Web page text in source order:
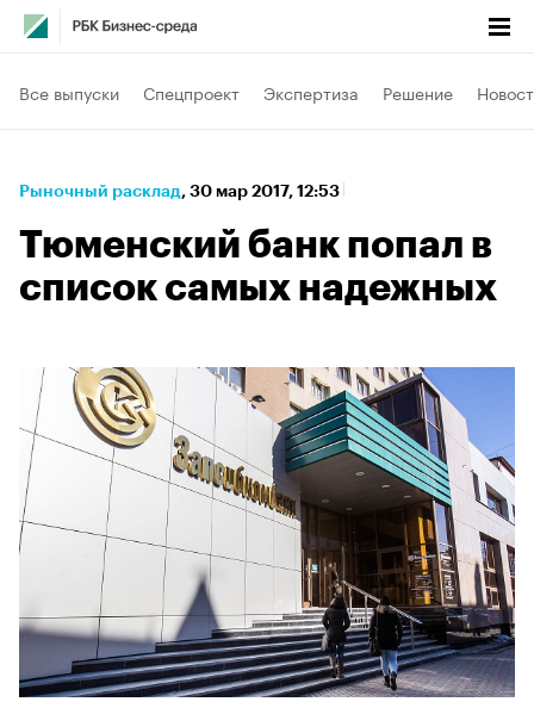
Все выпуски Спецпроект Экспертиза Решение
Рыночный расклад⁠, 30 мар 2017, 12:53
Тюменский банк попал в
список самых надежных